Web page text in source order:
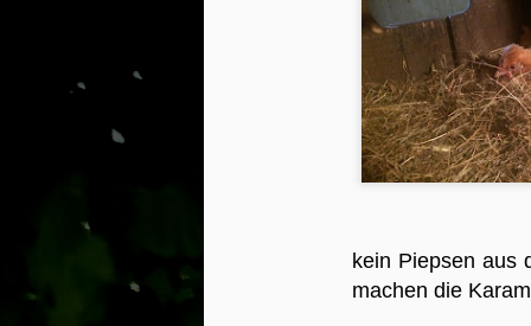
kein Piepsen aus
machen die